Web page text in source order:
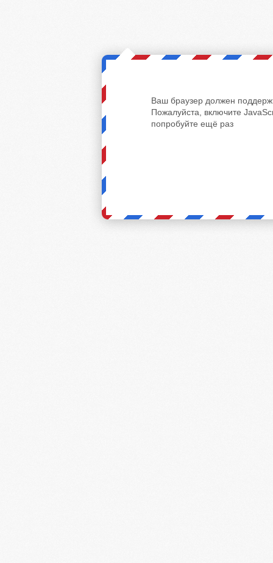
Ваш браузер должен
Пожалуйста, включите
попробуйте ещё раз